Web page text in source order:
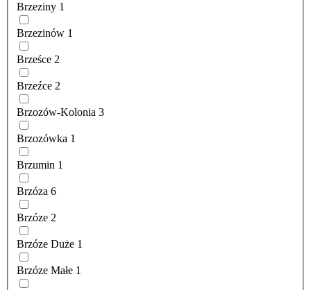
Brzeziny 1
Brzezinów 1
Brześce 2
Brzeźce 2
Brzozów-Kolonia 3
Brzozówka 1
Brzumin 1
Brzóza 6
Brzóze 2
Brzóze Duże 1
Brzóze Małe 1